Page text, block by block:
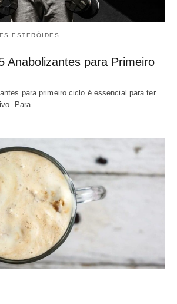
ESTERÓIDES
Anabolizantes para Primeiro
para primeiro ciclo é essencial para ter
Para…